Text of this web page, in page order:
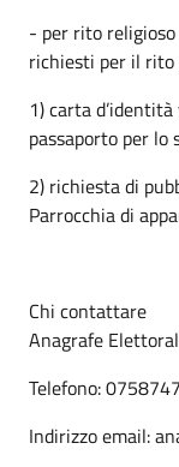
- per rito
richiesti per il rito
1) carta
passaporto per lo
2) richiesta di
Parrocchia di
Chi contattare
Anagrafe
Telefono:
Indirizzo email: